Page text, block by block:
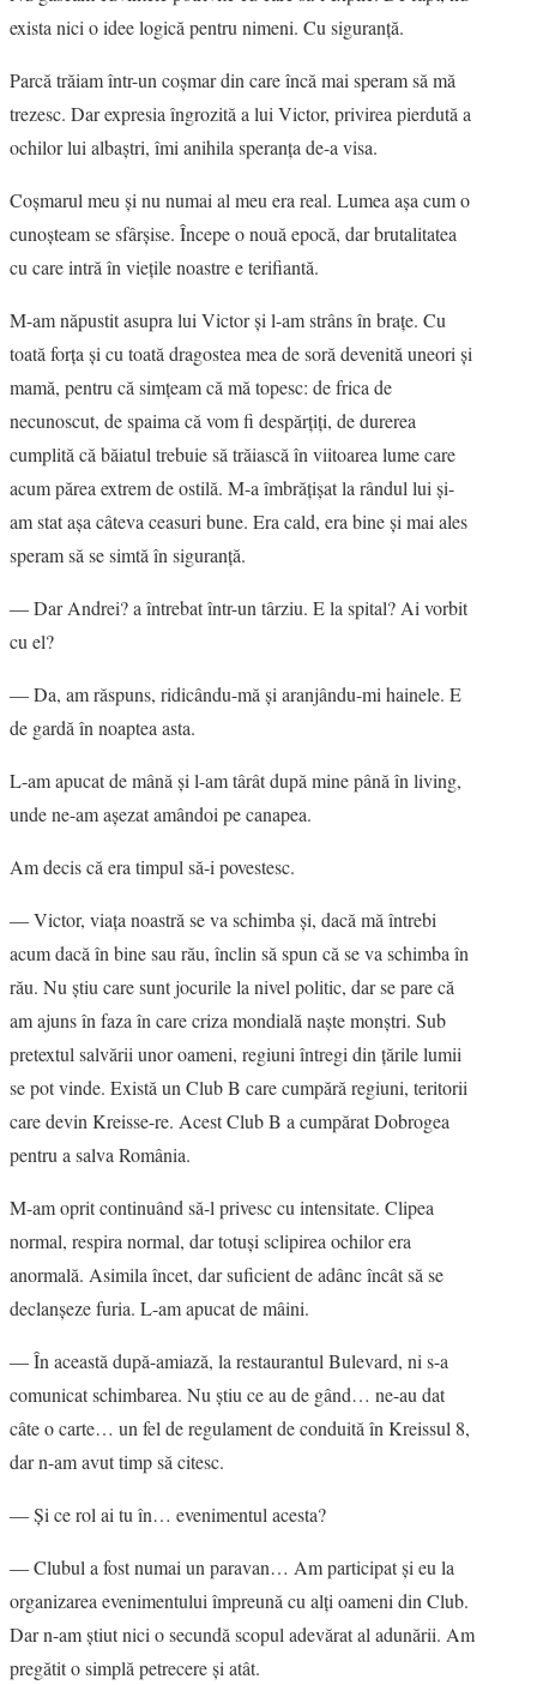
exista nici o idee logică pentru nimeni. Cu siguranţă.
Parcă trăiam într-un coşmar din care încă mai speram să mă
trezesc. Dar expresia îngrozită a lui Victor, privirea pierdută a
ochilor lui albaştri, îmi anihila speranţa de-a visa.
Coşmarul meu şi nu numai al meu era real. Lumea aşa cum o
cunoşteam se sfârşise. Începe o nouă epocă, dar brutalitatea
cu care intră în vieţile noastre e terifiantă.
M-am năpustit asupra lui Victor şi l-am strâns în braţe. Cu
toată forţa şi cu toată dragostea mea de soră devenită uneori şi
mamă, pentru că simţeam că mă topesc: de frica de
necunoscut, de spaima că vom fi despărţiţi, de durerea
cumplită că băiatul trebuie să trăiască în viitoarea lume care
acum părea extrem de ostilă. M-a îmbrăţişat la rândul lui şi-
am stat aşa câteva ceasuri bune. Era cald, era bine şi mai ales
speram să se simtă în siguranţă.
― Dar Andrei? a întrebat într-un târziu. E la spital? Ai vorbit
cu el?
― Da, am răspuns, ridicându-mă şi aranjându-mi hainele. E
de gardă în noaptea asta.
L-am apucat de mână şi l-am târât după mine până în living,
unde ne-am aşezat amândoi pe canapea.
Am decis că era timpul să-i povestesc.
― Victor, viaţa noastră se va schimba şi, dacă mă întrebi
acum dacă în bine sau rău, înclin să spun că se va schimba în
rău. Nu ştiu care sunt jocurile la nivel politic, dar se pare că
am ajuns în faza în care criza mondială naşte monştri. Sub
pretextul salvării unor oameni, regiuni întregi din ţările lumii
se pot vinde. Există un Club B care cumpără regiuni, teritorii
care devin Kreisse-re. Acest Club B a cumpărat Dobrogea
pentru a salva România.
M-am oprit continuând să-l privesc cu intensitate. Clipea
normal, respira normal, dar totuşi sclipirea ochilor era
anormală. Asimila încet, dar suficient de adânc încât să se
declanşeze furia. L-am apucat de mâini.
― În această după-amiază, la restaurantul Bulevard, ni s-a
comunicat schimbarea. Nu ştiu ce au de gând… ne-au dat
câte o carte… un fel de regulament de conduită în Kreissul 8,
dar n-am avut timp să citesc.
― Şi ce rol ai tu în… evenimentul acesta?
― Clubul a fost numai un paravan… Am participat şi eu la
organizarea evenimentului împreună cu alţi oameni din Club.
Dar n-am ştiut nici o secundă scopul adevărat al adunării. Am
pregătit o simplă petrecere şi atât.